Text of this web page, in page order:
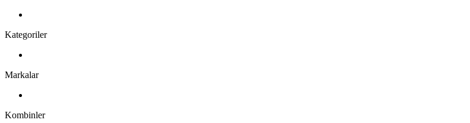
Kategoriler
Markalar
Kombinler